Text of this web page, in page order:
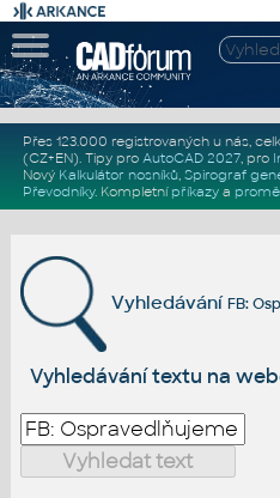
Přes 123.000 registrovaných u nás,
(CZ+EN). Tipy pro AutoCAD 2027, pro
Nový Kalkulátor nosníků, Spirograf
Převodníky. Kompletní příkazya
Vyhledávání FB:
Vyhledávání textu na